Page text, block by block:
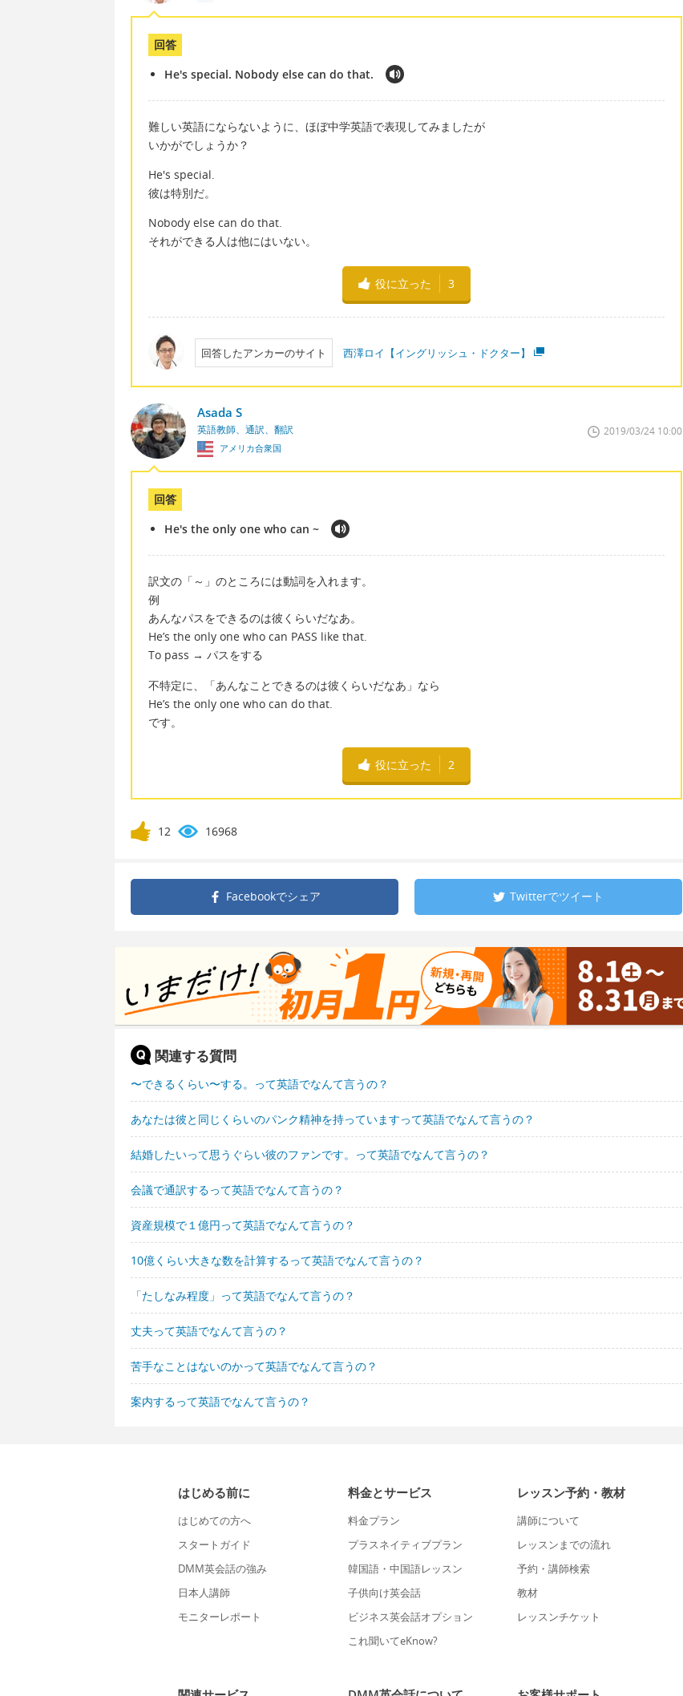
回答
He's special. Nobody else can do that.
難しい英語にならないように、ほぼ中学英語で表現してみましたが
いかがでしょうか？
He's special.
彼は特別だ。
Nobody else can do that.
それができる人は他にはいない。
役に立った 3
回答したアンカーのサイト 西澤ロイ【イングリッシュ・ドクター】
Asada S
英語教師、通訳、翻訳
アメリカ合衆国
2019/03/24 10:00
回答
He's the only one who can ~
訳文の「～」のところには動詞を入れます。
例
あんなパスをできるのは彼くらいだなあ。
He’s the only one who can PASS like that.
To pass → パスをする
不特定に、「あんなことできるのは彼くらいだなあ」なら
He’s the only one who can do that.
です。
役に立った 2
12 16968
Facebookでシェア Twitterでツイート
関連する質問
〜できるくらい〜する。って英語でなんて言うの？
あなたは彼と同じくらいのパンク精神を持っていますって英語でなんて言うの？
結婚したいって思うぐらい彼のファンです。って英語でなんて言うの？
会議で通訳するって英語でなんて言うの？
資産規模で１億円って英語でなんて言うの？
10億くらい大きな数を計算するって英語でなんて言うの？
「たしなみ程度」って英語でなんて言うの？
丈夫って英語でなんて言うの？
苦手なことはないのかって英語でなんて言うの？
案内するって英語でなんて言うの？
はじめる前に
はじめての方へ
スタートガイド
DMM英会話の強み
日本人講師
モニターレポート
料金とサービス
料金プラン
プラスネイティブプラン
韓国語・中国語レッスン
子供向け英会話
ビジネス英会話オプション
これ聞いてeKnow?
レッスン予約・教材
講師について
レッスンまでの流れ
予約・講師検索
教材
レッスンチケット